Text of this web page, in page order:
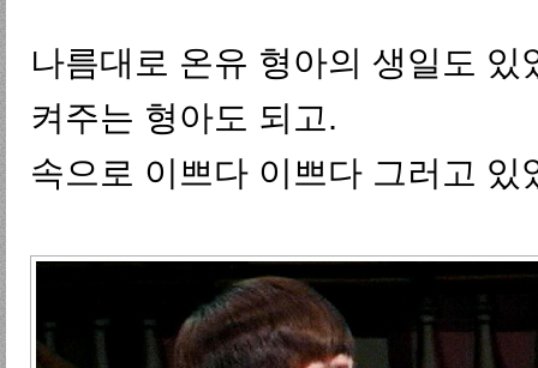
나름대로 온유 형아의 생일도
켜주는 형아도 되고.
속으로 이쁘다 이쁘다 그러고 있